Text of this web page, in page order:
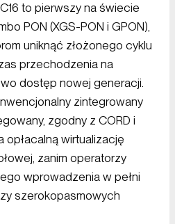
to pierwszy na świecie
PON (XGS-PON i GPON),
uniknąć złożonego cyklu
przechodzenia na
dostęp nowej generacji.
zintegrowany
zgodny z CORD i
opłacalną wirtualizację
zanim operatorzy
wprowadzenia w pełni
szerokopasmowych